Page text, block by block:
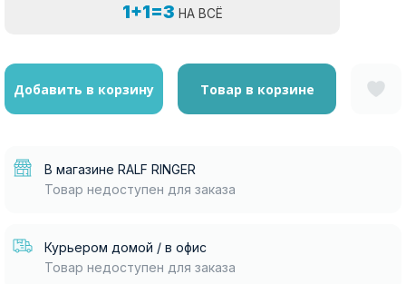
1+1=3 НА ВСЁ
Добавить в корзину Товар в корзине
В магазине RALF RINGER
Товар недоступен для заказа
Курьером домой / в офис
Товар недоступен для заказа